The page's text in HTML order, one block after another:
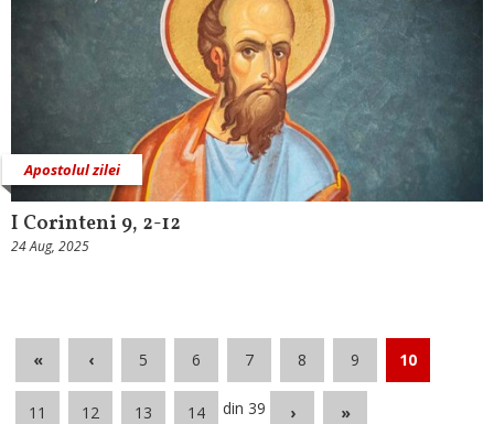
Apostolul zilei
I Corinteni 9, 2-12
24 Aug, 2025
« ‹ 5 6 7 8 9 10
11 12 13 14 din 39 › »